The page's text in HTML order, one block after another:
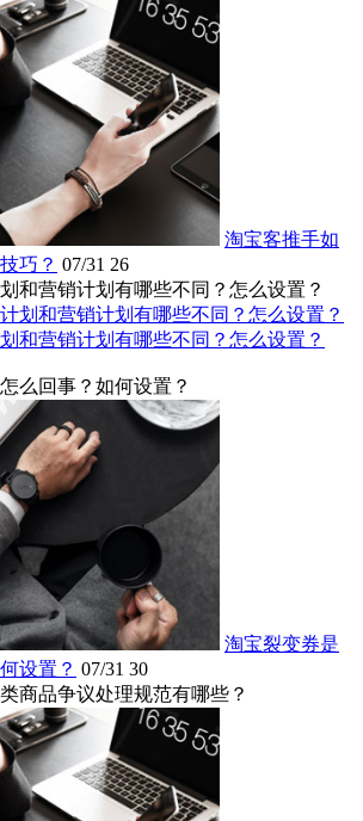
淘宝客推手如
巧？ 07/31 26
和营销计划有哪些不同？怎么设置？
和营销计划有哪些不同？怎么设置？
么回事？如何设置？
淘宝裂变券是
设置？ 07/31 30
商品争议处理规范有哪些？